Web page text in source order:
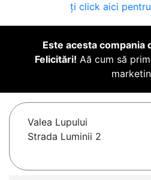
ți click aici
Este acesta compania
Felicitări! Aă cum să
Valea Lupului
Strada Luminii 2